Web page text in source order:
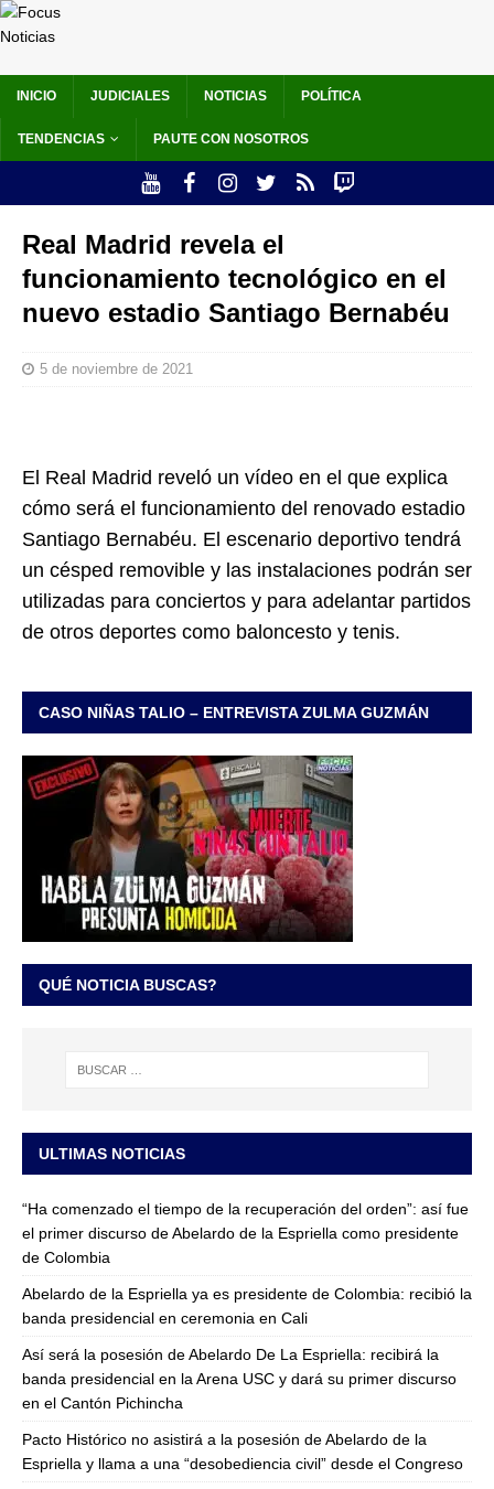
INICIO JUDICIALES NOTICIAS POLÍTICA
TENDENCIAS PAUTE CON NOSOTROS
Real Madrid revela el
funcionamiento tecnológico en el
nuevo estadio Santiago Bernabéu
5 de noviembre de 2021
El Real Madrid reveló un vídeo en el que explica
cómo será el funcionamiento del renovado estadio
Santiago Bernabéu. El escenario deportivo tendrá
un césped removible y las instalaciones podrán ser
utilizadas para conciertos y para adelantar partidos
de otros deportes como baloncesto y tenis.
CASO NIÑAS TALIO – ENTREVISTA ZULMA GUZMÁN
QUÉ NOTICIA BUSCAS?
ULTIMAS NOTICIAS
“Ha comenzado el tiempo de la recuperación del orden”: así fue
el primer discurso de Abelardo de la Espriella como presidente
de Colombia
Abelardo de la Espriella ya es presidente de Colombia: recibió la
banda presidencial en ceremonia en Cali
Así será la posesión de Abelardo De La Espriella: recibirá la
banda presidencial en la Arena USC y dará su primer discurso
en el Cantón Pichincha
Pacto Histórico no asistirá a la posesión de Abelardo de la
Espriella y llama a una “desobediencia civil” desde el Congreso